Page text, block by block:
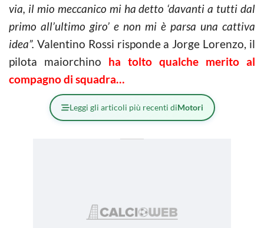
via, il mio meccanico mi ha detto ‘davanti a tutti dal
primo all’ultimo giro’ e non mi è parsa una cattiva
idea”. Valentino Rossi risponde a Jorge Lorenzo, il
pilota maiorchino ha tolto qualche merito al
compagno di squadra…
Leggi gli articoli più recenti diMotori